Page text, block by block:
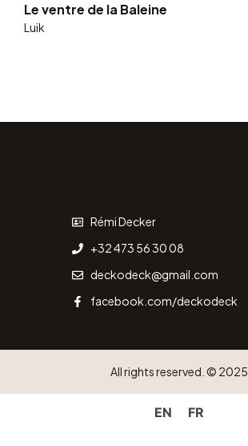
Le ventre de la Baleine
Luik
Rémi Decker
+32 473 56 30 08
deckodeck@gmail.com
facebook.com/deckodeck
All rights reserved. © 2025
EN FR